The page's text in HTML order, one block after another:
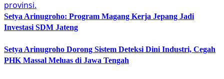
Setya Arinugroho: Program Magang Kerja Jepang Jadi
Investasi SDM Jateng
Setya Arinugroho Dorong Sistem Deteksi Dini Industri, Cegah
PHK Massal Meluas di Jawa Tengah